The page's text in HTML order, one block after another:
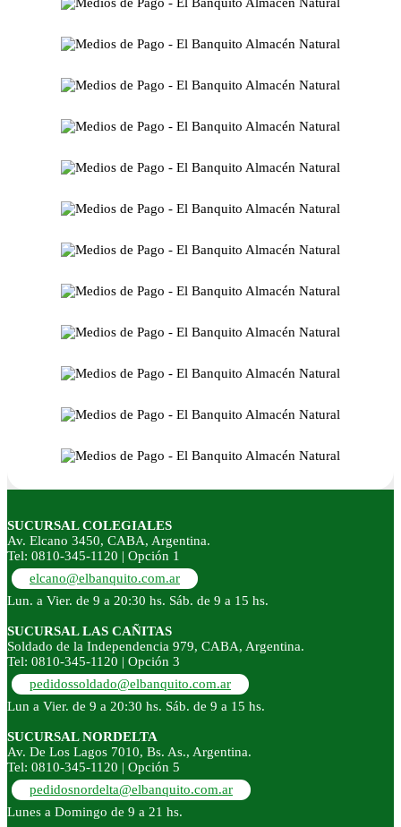
SUCURSAL COLEGIALES
Av. Elcano 3450, CABA, Argentina.
Tel: 0810-345-1120 | Opción 1
elcano@elbanquito.com.ar
Lun. a Vier. de 9 a 20:30 hs. Sáb. de 9 a 15 hs.
SUCURSAL LAS CAÑITAS
Soldado de la Independencia 979, CABA, Argentina.
Tel: 0810-345-1120 | Opción 3
pedidossoldado@elbanquito.com.ar
Lun a Vier. de 9 a 20:30 hs. Sáb. de 9 a 15 hs.
SUCURSAL NORDELTA
Av. De Los Lagos 7010, Bs. As., Argentina.
Tel: 0810-345-1120 | Opción 5
pedidosnordelta@elbanquito.com.ar
Lunes a Domingo de 9 a 21 hs.